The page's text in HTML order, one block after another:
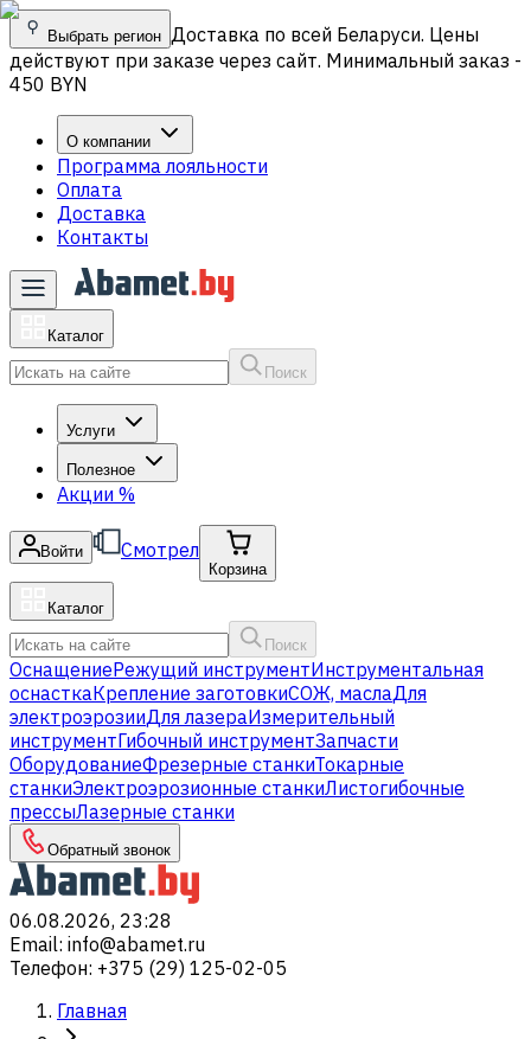
Выбрать регион Доставка по всей Беларуси. Цены
действуют при заказе через сайт. Минимальный заказ -
450 BYN
О компании
Программа лояльности
Оплата
Доставка
Контакты
Каталог
Поиск
Услуги
Полезное
Акции %
Войти Смотрел
Корзина
Каталог
Поиск
ОснащениеРежущий инструментИнструментальная
оснасткаКрепление заготовкиСОЖ, маслаДля
электроэрозииДля лазераИзмерительный
инструментГибочный инструментЗапчасти
ОборудованиеФрезерные станкиТокарные
станкиЭлектроэрозионные станкиЛистогибочные
прессыЛазерные станки
Обратный звонок
06.08.2026, 23:28
Email: info@abamet.ru
Телефон: +375 (29) 125-02-05
Главная